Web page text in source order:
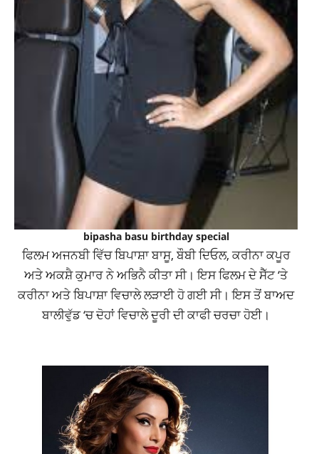
bipasha basu birthday special
ਫਿਲਮ ਅਜਨਬੀ ਵਿੱਚ ਬਿਪਾਸ਼ਾ ਬਾਸੂ, ਬੌਬੀ ਦਿਓਲ, ਕਰੀਨਾ ਕਪੂਰ
ਅਤੇ ਅਕਸ਼ੈ ਕੁਮਾਰ ਨੇ ਅਭਿਨੈ ਕੀਤਾ ਸੀ। ਇਸ ਫਿਲਮ ਦੇ ਸੈੱਟ ‘ਤੇ
ਕਰੀਨਾ ਅਤੇ ਬਿਪਾਸ਼ਾ ਵਿਚਾਲੇ ਲੜਾਈ ਹੋ ਗਈ ਸੀ। ਇਸ ਤੋਂ ਬਾਅਦ
ਬਾਲੀਵੁੱਡ ‘ਚ ਦੋਹਾਂ ਵਿਚਾਲੇ ਦੂਰੀ ਦੀ ਕਾਫੀ ਚਰਚਾ ਹੋਈ।